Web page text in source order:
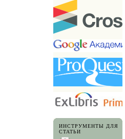
ИНСТРУМЕНТЫ ДЛЯ
СТАТЬИ